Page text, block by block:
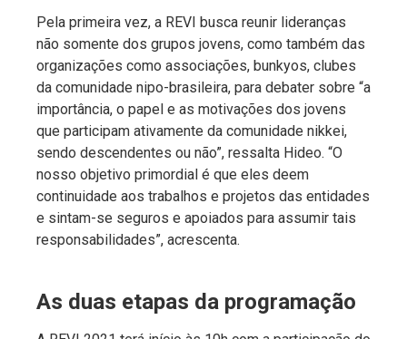
Pela primeira vez, a REVI busca reunir lideranças
não somente dos grupos jovens, como também das
organizações como associações, bunkyos, clubes
da comunidade nipo-brasileira, para debater sobre “a
importância, o papel e as motivações dos jovens
que participam ativamente da comunidade nikkei,
sendo descendentes ou não”, ressalta Hideo. “O
nosso objetivo primordial é que eles deem
continuidade aos trabalhos e projetos das entidades
e sintam-se seguros e apoiados para assumir tais
responsabilidades”, acrescenta.
As duas etapas da programação